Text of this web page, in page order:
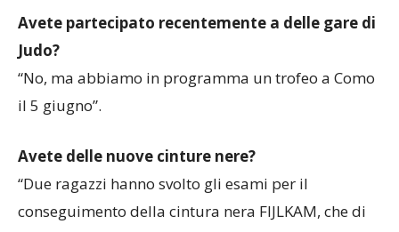
Avete partecipato recentemente a delle gare di
Judo?
“No, ma abbiamo in programma un trofeo a Como
Avete delle nuove cinture nere?
“Due ragazzi hanno svolto gli esami per il